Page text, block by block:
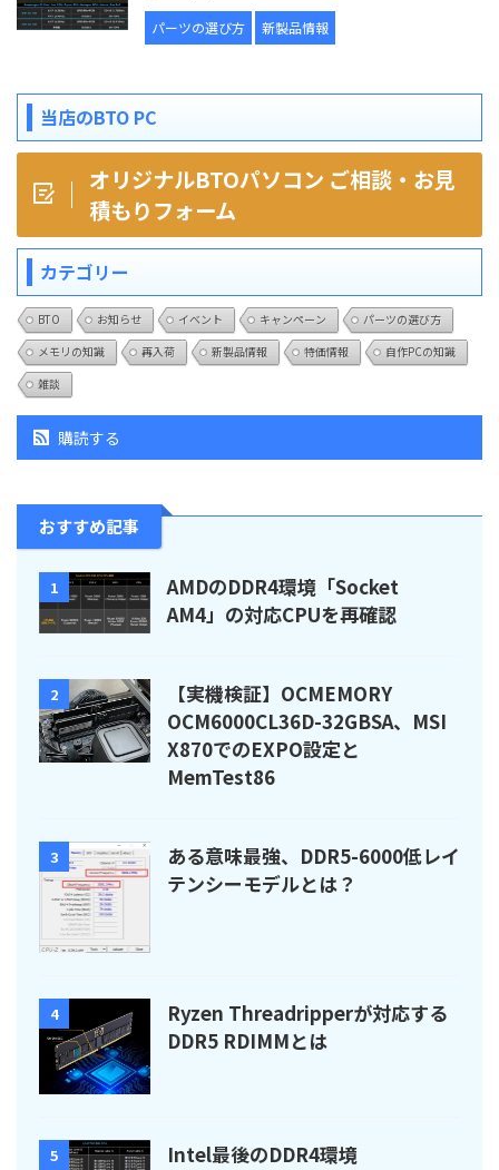
パーツの選び方 新製品情報
当店のBTO PC
オリジナルBTOパソコン ご相談・お見
積もりフォーム
カテゴリー
BTO お知らせ イベント キャンペーン
パーツの選び方
メモリの知識
再入荷 新製品情報 特価情報
自作PCの知識
雑談
購読する
おすすめ記事
1
AMDのDDR4環境「Socket
AM4」の対応CPUを再確認
2
【実機検証】OCMEMORY
OCM6000CL36D-32GBSA、MSI
X870でのEXPO設定と
MemTest86
3
ある意味最強、DDR5-6000低レイ
テンシーモデルとは？
4
Ryzen Threadripperが対応する
DDR5 RDIMMとは
5
Intel最後のDDR4環境